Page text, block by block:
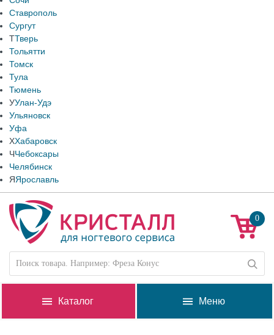
Ставрополь
Сургут
ТТверь
Тольятти
Томск
Тула
Тюмень
УУлан-Удэ
Ульяновск
Уфа
ХХабаровск
ЧЧебоксары
Челябинск
ЯЯрославль
0
Каталог Меню